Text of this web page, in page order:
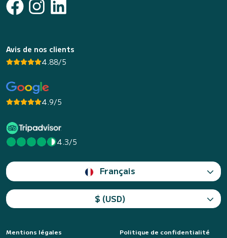
Avis de nos clients
4.88/5
4.9/5
4.3/5
Français
$ (USD)
Mentions légales
Politique de confidentialité